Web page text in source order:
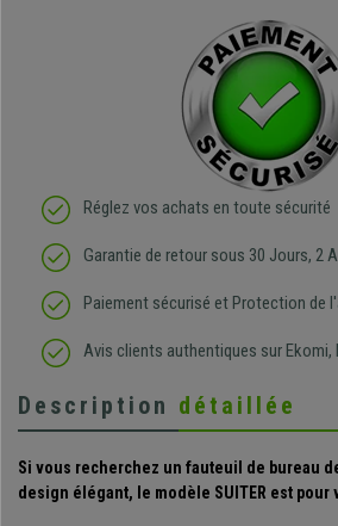
Réglez vos achats en toute sécurité
Garantie de retour sous 30 Jours, 2
Paiement sécurisé et Protection de
Avis clients authentiques sur
Description détaillée
Si vous recherchez un fauteuil de bureau
design élégant, le modèle SUITER est pour